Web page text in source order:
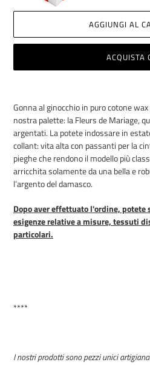
AGGIUNGI AL
ACQUISTA
del
prodotto
nel
carrello
Gonna al ginocchio in puro cotone
nostra palette: la Fleurs de Mariage,
argentati. La potete indossare in
collant: vita alta con passanti per la
pieghe che rendono il modello più
arricchita solamente da una bella e
l’argento del damasco.
Dopo aver effettuato l'ordine, potete
esigenze relative a misure, tessuti
particolari.
****
I nostri prodotti sono pezzi unici